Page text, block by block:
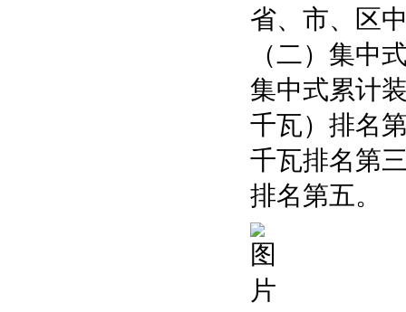
省、市、区
（二）集中
集中式累计
千瓦）排名
千瓦排名第
排名第五。